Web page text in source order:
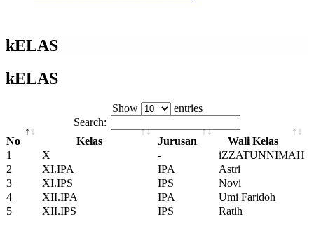
kELAS
kELAS
Show
entries
Search:
No
Kelas Jurusan
Wali Kelas
1
X -
iZZATUNNIMAH
2
XI.IPA IPA
Astri
3
XI.IPS IPS
Novi
4
XII.IPA IPA
Umi Faridoh
5
XII.IPS IPS Ratih